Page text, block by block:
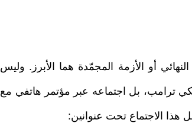
أو الأزمة المجمّدة هما الأبرز. وليس
ترامب، بل اجتماعه عبر مؤتمر هاتفي مع
هذا الاجتماع تحت عنوانين: